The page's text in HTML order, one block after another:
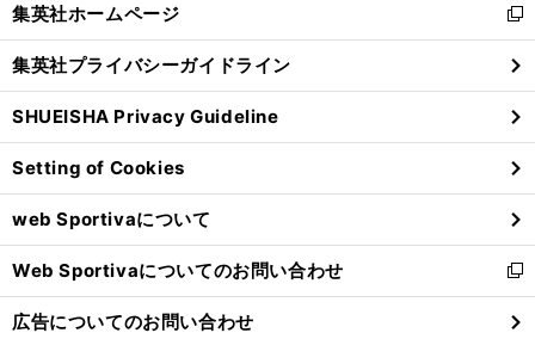
25
26 】
B
G6
× 【
サ
ッカーW杯 】
M !
LK ・
山中柔太朗
×
林陵平
優勝候補スペイン代表を徹底分析 ！
閉
る
集英社ホームページ
新
し
い
ウ
ィ
ン
ド
ウ
で
開
く
集英社プライバシーガイドライン
SHUEISHA Privacy Guideline
Setting of Cookies
web Sportivaについて
Web Sportivaについてのお問い合わせ
新
し
い
広告についてのお問い合わせ